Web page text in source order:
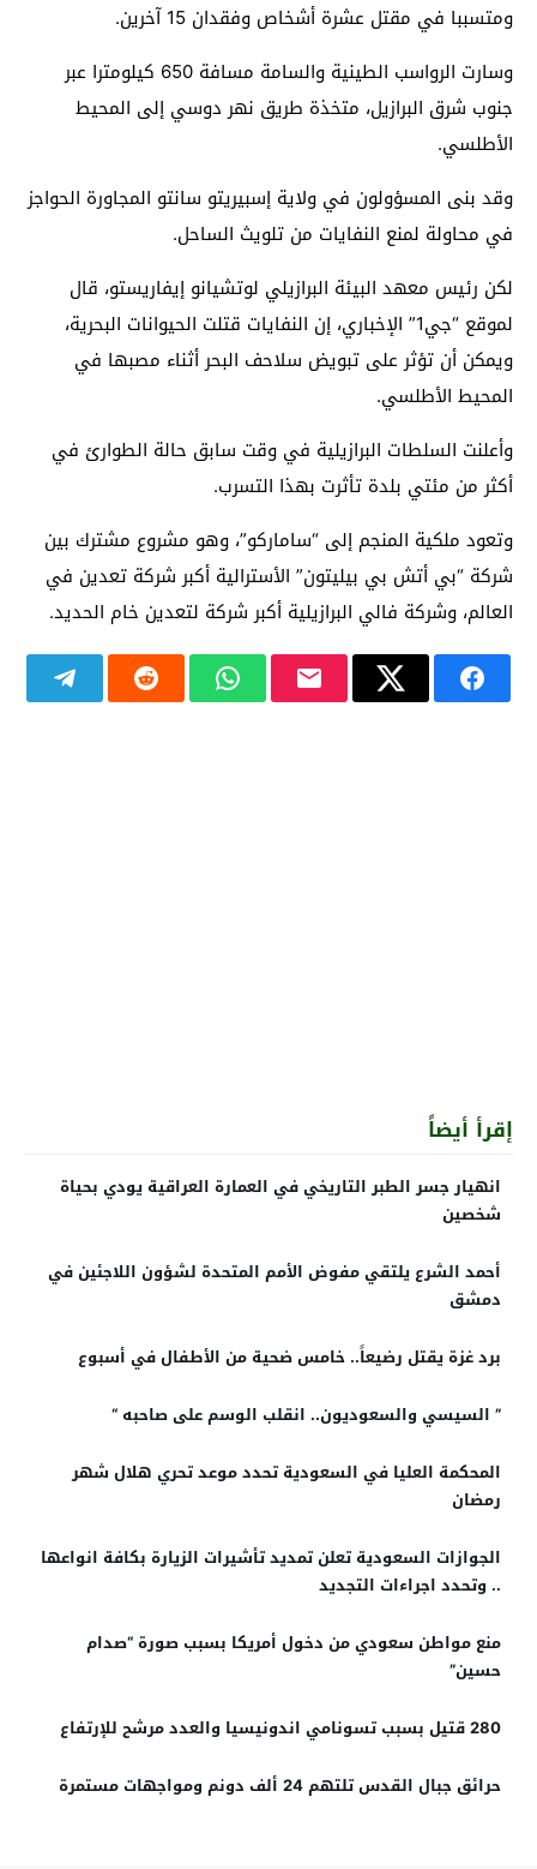
ومتسببا في مقتل عشرة أشخاص وفقدان 15 آخرين.
وسارت الرواسب الطينية والسامة مسافة 650 كيلومترا عبر
جنوب شرق البرازيل، متخذة طريق نهر دوسي إلى المحيط
الأطلسي.
وقد بنى المسؤولون في ولاية إسبيريتو سانتو المجاورة الحواجز
في محاولة لمنع النفايات من تلويث الساحل.
لكن رئيس معهد البيئة البرازيلي لوتشيانو إيفاريستو، قال
لموقع “جي1” الإخباري، إن النفايات قتلت الحيوانات البحرية،
ويمكن أن تؤثر على تبويض سلاحف البحر أثناء مصبها في
المحيط الأطلسي.
وأعلنت السلطات البرازيلية في وقت سابق حالة الطوارئ في
أكثر من مئتي بلدة تأثرت بهذا التسرب.
وتعود ملكية المنجم إلى “ساماركو”، وهو مشروع مشترك بين
شركة “بي أتش بي بيليتون” الأسترالية أكبر شركة تعدين في
العالم، وشركة فالي البرازيلية أكبر شركة لتعدين خام الحديد.
إقرأ أيضاً
انهيار جسر الطبر التاريخي في العمارة العراقية يودي بحياة
شخصين
أحمد الشرع يلتقي مفوض الأمم المتحدة لشؤون اللاجئين في
دمشق
برد غزة يقتل رضيعاً.. خامس ضحية من الأطفال في أسبوع
” السيسي والسعوديون.. انقلب الوسم على صاحبه “
المحكمة العليا في السعودية تحدد موعد تحري هلال شهر
رمضان
الجوازات السعودية تعلن تمديد تأشيرات الزيارة بكافة انواعها
.. وتحدد اجراءات التجديد
منع مواطن سعودي من دخول أمريكا بسبب صورة “صدام
حسين”
280 قتيل بسبب تسونامي اندونيسيا والعدد مرشح للإرتفاع
حرائق جبال القدس تلتهم 24 ألف دونم ومواجهات مستمرة